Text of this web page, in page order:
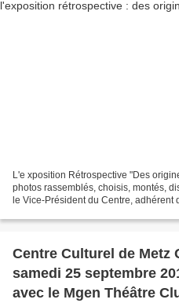
L'e xposition Rétrospective "Des
photos rassemblés, choisis, montés,
le Vice-Président du Centre, adhérent
Centre Culturel de Metz
samedi 25 septembre
avec le Mgen Théâtre